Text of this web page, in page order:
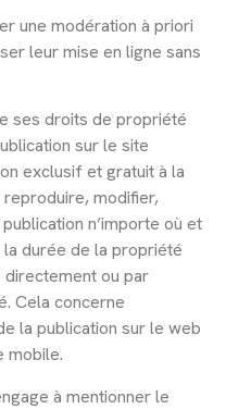
une modération à priori
leur mise en ligne sans
ses droits de propriété
sur le site
exclusif et gratuit à la
modifier,
n’importe où et
durée de la propriété
ou par
Cela concerne
la publication sur le web
mobile.
à mentionner le